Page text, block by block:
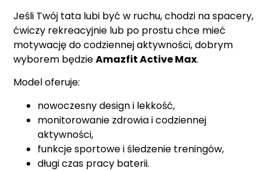
Jeśli Twój tata lubi być w ruchu, chodzi na spacery,
ćwiczy rekreacyjnie lub po prostu chce mieć
motywację do codziennej aktywności, dobrym
wyborem będzieAmazfit Active Max.
Model oferuje:
nowoczesny design i lekkość,
monitorowanie zdrowia i codziennej
aktywności,
funkcje sportowe i śledzenie treningów,
długi czas pracy baterii.